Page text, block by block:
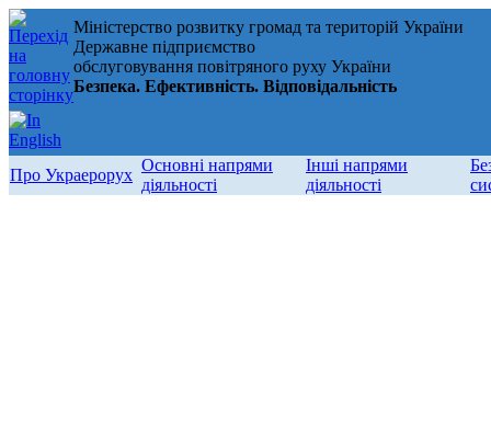
Міністерство розвитку громад та територій України
Державне підприємство
обслуговування повітряного руху України
Безпека. Ефективність. Відповідальність
Про Украерорух
Основні напрями
діяльності
Інші напрями
діяльності